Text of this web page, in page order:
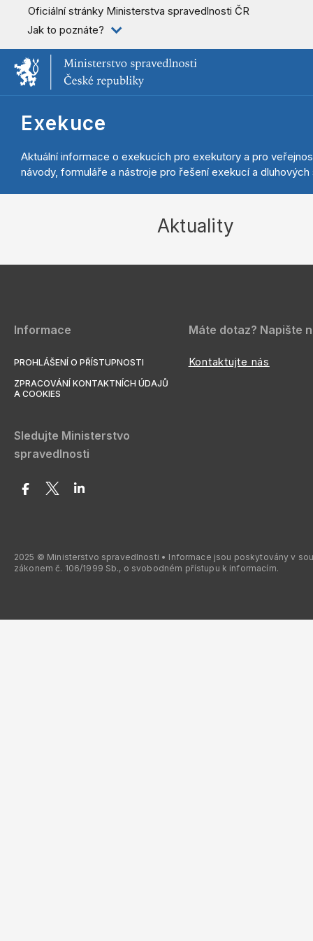
Oficiální stránky Ministerstva spravedlnosti ČR
Jak to poznáte?
Exekuce
Aktuální informace o exekucích pro exekutory a pro
návody, formuláře a nástroje pro řešení exekucí a dluhových
Aktuality
Informace
PROHLÁŠENÍ O PŘÍSTUPNOSTI
ZPRACOVÁNÍ KONTAKTNÍCH ÚDAJŮ
A COOKIES
Máte dotaz? Napište
Kontaktujte nás
Sledujte Ministerstvo
spravedlnosti
2025 © Ministerstvo spravedlnosti • Informace jsou poskytovány v
zákonem č. 106/1999 Sb., o svobodném přístupu k informacím.